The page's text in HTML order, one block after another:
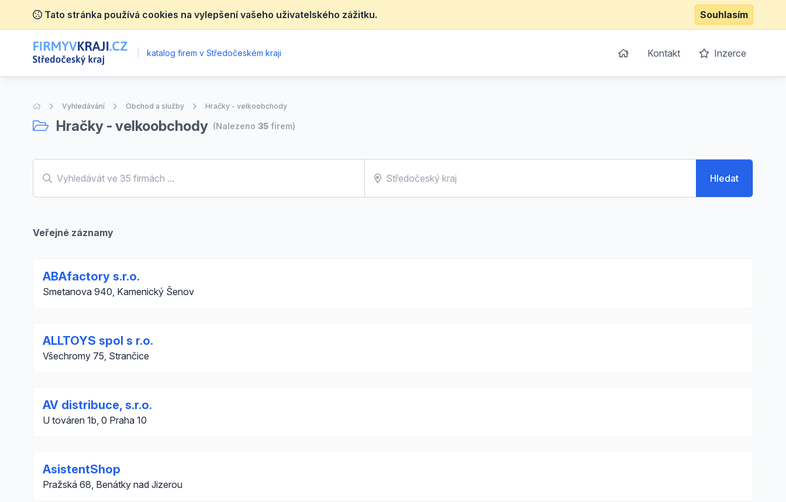
Tato stránka používá cookies na vylepšení vašeho uživatelského zážitku. Souhlasím
katalog firem v Středočeském kraji Kontakt Inzerce
Úvodní stránka
Vyhledávání Obchod a služby Hračky - velkoobchody
Hračky - velkoobchody (Nalezeno 35 firem)
Hledat
Veřejné záznamy
ABAfactory s.r.o.
Smetanova 940, Kamenický Šenov
ALLTOYS spol s r.o.
Všechromy 75, Strančice
AV distribuce, s.r.o.
U továren 1b, 0 Praha 10
AsistentShop
Pražská 68, Benátky nad Jizerou